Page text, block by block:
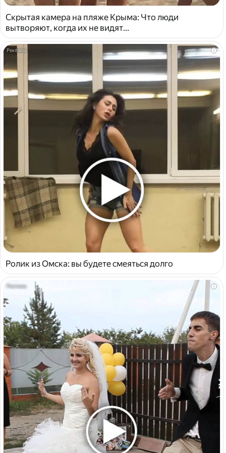
Скрытая камера на пляже Крыма: Что люди
вытворяют, когда их не видят...
i
Ролик из Омска: вы будете смеяться долго
i